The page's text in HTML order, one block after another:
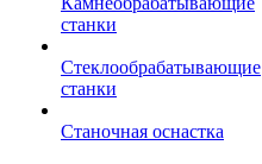
станки
Стеклообрабатывающие
станки
Станочная оснастка